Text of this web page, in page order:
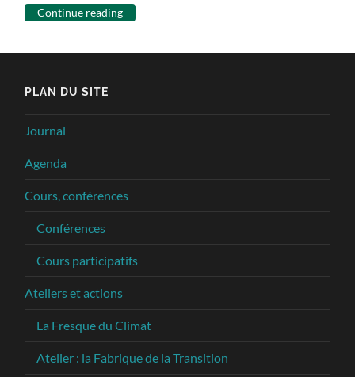
Continue reading
PLAN DU SITE
Journal
Agenda
Cours, conférences
Conférences
Cours participatifs
Ateliers et actions
La Fresque du Climat
Atelier : la Fabrique de la Transition